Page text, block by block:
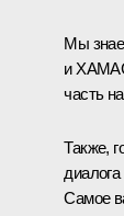
Мы
и
часть
Также,
Самое